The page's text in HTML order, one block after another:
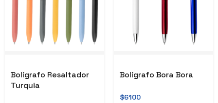
Bolígrafo Resaltador
Turquia
Bolígrafo Bora Bora
$6100